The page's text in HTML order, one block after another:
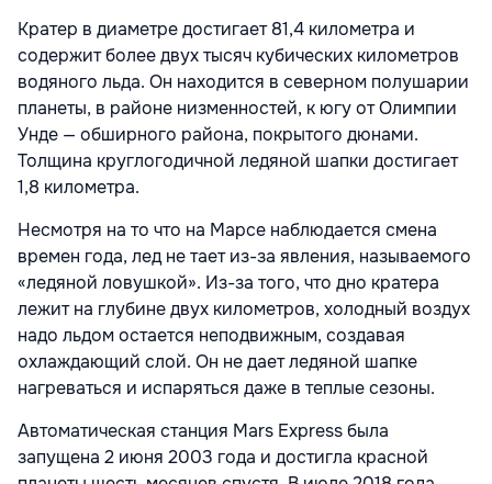
Кратер в диаметре достигает 81,4 километра и
содержит более двух тысяч кубических километров
водяного льда. Он находится в северном полушарии
планеты, в районе низменностей, к югу от Олимпии
Унде — обширного района, покрытого дюнами.
Толщина круглогодичной ледяной шапки достигает
1,8 километра.
Несмотря на то что на Марсе наблюдается смена
времен года, лед не тает из-за явления, называемого
«ледяной ловушкой». Из-за того, что дно кратера
лежит на глубине двух километров, холодный воздух
надо льдом остается неподвижным, создавая
охлаждающий слой. Он не дает ледяной шапке
нагреваться и испаряться даже в теплые сезоны.
Автоматическая станция Mars Express была
запущена 2 июня 2003 года и достигла красной